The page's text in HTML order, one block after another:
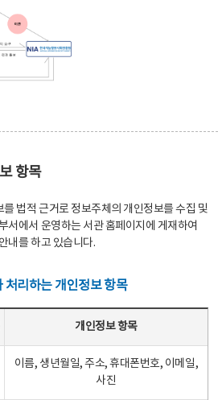
항목
법적 근거로 정보주체의 개인정보를 수집 및
서에서 운영하는 서관 홈페이지에 게재하여
내를 하고 있습니다.
처리하는 개인정보 항목
개인정보 항목
이름, 생년월일, 주소, 휴대폰번호, 이메일,
사진